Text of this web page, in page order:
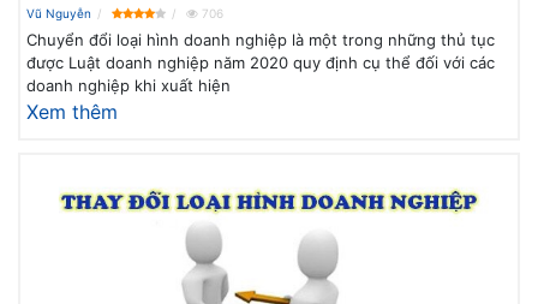
Vũ Nguyễn 706
Chuyển đổi loại hình doanh nghiệp là một trong những thủ tục
được Luật doanh nghiệp năm 2020 quy định cụ thể đối với các
doanh nghiệp khi xuất hiện
Xem thêm